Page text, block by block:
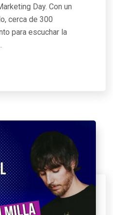
Day. Con un
cerca de 300
para escuchar la